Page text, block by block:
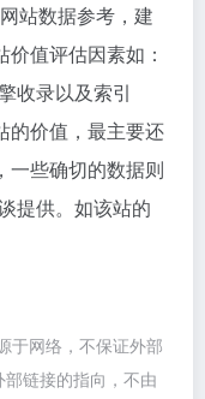
站数据参考，建
值评估因素如：
收录以及索引
的价值，最主要还
一些确切的数据则
提供。如该站的
于网络，不保证外部
链接的指向，不由